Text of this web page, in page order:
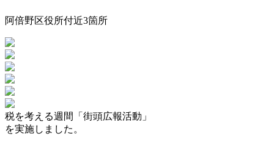
阿倍野区役所付近3箇所
税を考える週間「街頭広報活動」
を実施しました。